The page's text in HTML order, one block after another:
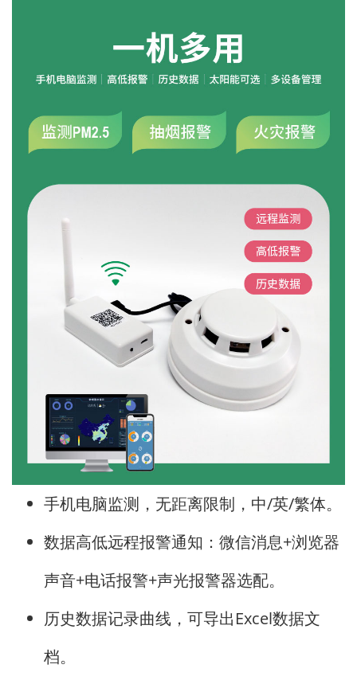
手机电脑监测，无距离限制，中/英/繁体。
数据高低远程报警通知：微信消息+浏览器
声音+电话报警+声光报警器选配。
历史数据记录曲线，可导出Excel数据文
档。